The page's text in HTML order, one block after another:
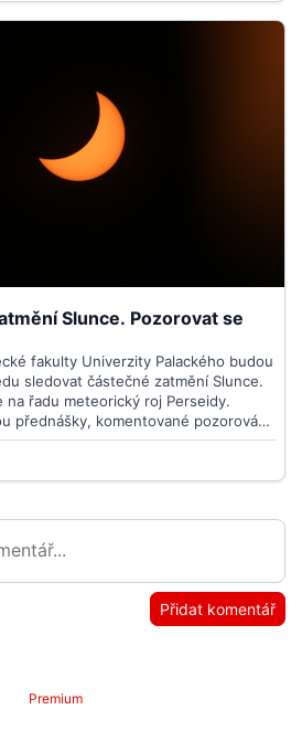
Přidat komentář
Premium